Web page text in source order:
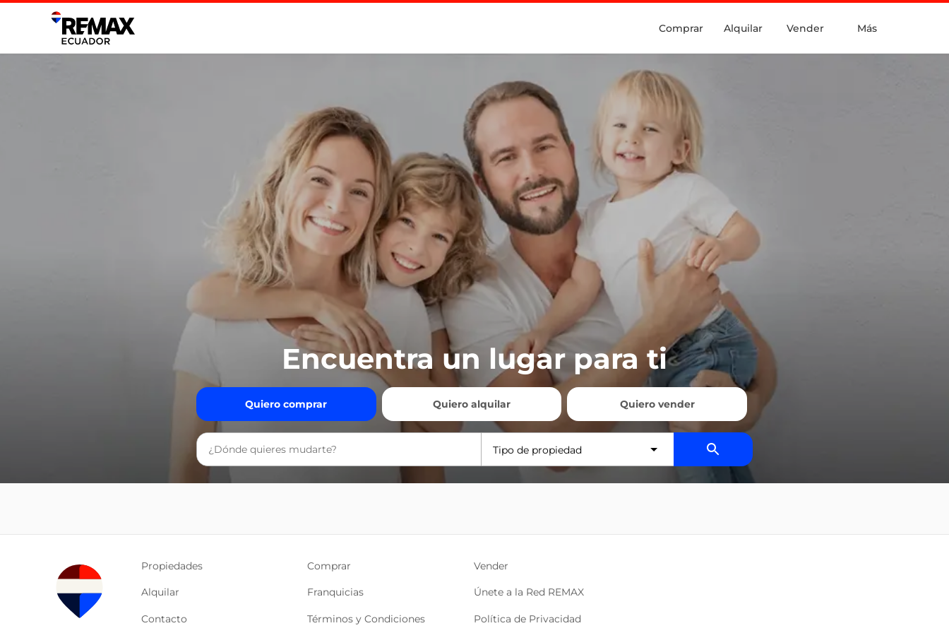
Comprar Alquilar Vender Más
Encuentra un lugar para ti
Quiero comprar Quiero alquilar Quiero vender
Tipo de propiedad
Propiedades Comprar Vender
Alquilar Franquicias Únete a la Red REMAX
Contacto Términos y Condiciones Política de Privacidad